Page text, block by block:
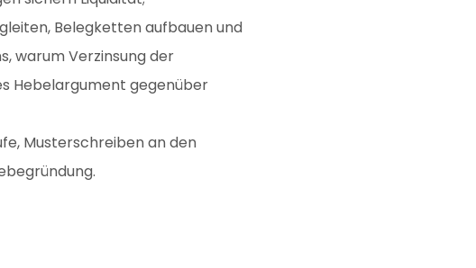
Belegketten aufbauen und
warum Verzinsung der
Hebelargument gegenüber
Musterschreiben an den